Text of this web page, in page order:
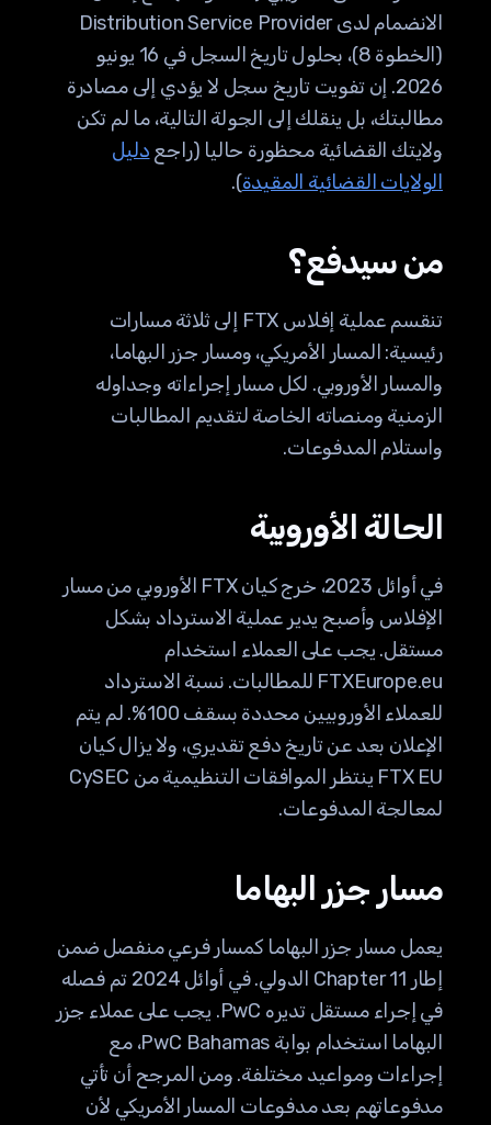
الانضمام لدى Distribution Service Provider
(الخطوة 8)، بحلول تاريخ السجل في 16 يونيو
2026. إن تفويت تاريخ سجل لا يؤدي إلى مصادرة
مطالبتك، بل ينقلك إلى الجولة التالية، ما لم تكن
ولايتك القضائية محظورة حاليا (راجع دليل
الولايات القضائية المقيدة).
من سيدفع؟
تنقسم عملية إفلاس FTX إلى ثلاثة مسارات
رئيسية: المسار الأمريكي، ومسار جزر البهاما،
والمسار الأوروبي. لكل مسار إجراءاته وجداوله
الزمنية ومنصاته الخاصة لتقديم المطالبات
واستلام المدفوعات.
الحالة الأوروبية
في أوائل 2023، خرج كيان FTX الأوروبي من مسار
الإفلاس وأصبح يدير عملية الاسترداد بشكل
مستقل. يجب على العملاء استخدام
FTXEurope.eu للمطالبات. نسبة الاسترداد
للعملاء الأوروبيين محددة بسقف 100%. لم يتم
الإعلان بعد عن تاريخ دفع تقديري، ولا يزال كيان
FTX EU ينتظر الموافقات التنظيمية من CySEC
لمعالجة المدفوعات.
مسار جزر البهاما
يعمل مسار جزر البهاما كمسار فرعي منفصل ضمن
إطار Chapter 11 الدولي. في أوائل 2024 تم فصله
في إجراء مستقل تديره PwC. يجب على عملاء جزر
البهاما استخدام بوابة PwC Bahamas، مع
إجراءات ومواعيد مختلفة. ومن المرجح أن تأتي
مدفوعاتهم بعد مدفوعات المسار الأمريكي لأن